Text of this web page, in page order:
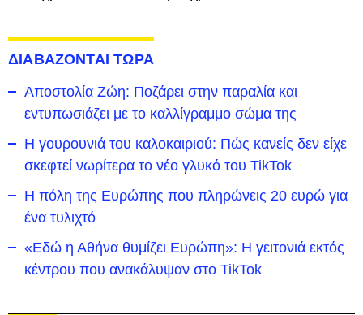
ΔΙΑΒΑΖΟΝΤΑΙ ΤΩΡΑ
Αποστολία Ζώη: Ποζάρει στην παραλία και
εντυπωσιάζει με το καλλίγραμμο σώμα της
Η γουρουνιά του καλοκαιριού: Πώς κανείς δεν είχε
σκεφτεί νωρίτερα το νέο γλυκό του TikTok
Η πόλη της Ευρώπης που πληρώνεις 20 ευρώ για
ένα τυλιχτό
«Εδώ η Αθήνα θυμίζει Ευρώπη»: H γειτονιά εκτός
κέντρου που ανακάλυψαν στο TikTok